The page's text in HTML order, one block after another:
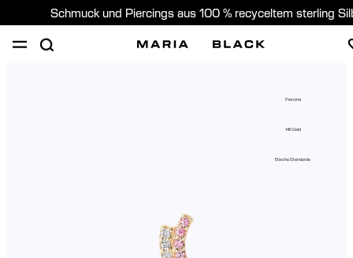
Schmuck und Piercings aus 100 % recyceltem sterling
Piercing
14K Gold
Etische Standards